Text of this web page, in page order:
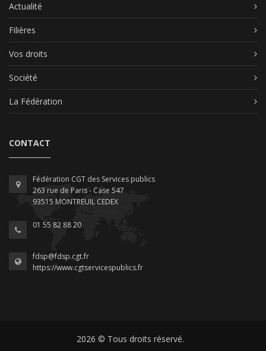
Actualité
Filières
Vos droits
Société
La Fédération
CONTACT
Fédération CGT des Services publics
263 rue de Paris - Case 547
93515 MONTREUIL CEDEX
01 55 82 88 20
fdsp@fdsp.cgt.fr
https://www.cgtservicespublics.fr
2026 © Tous droits réservé.